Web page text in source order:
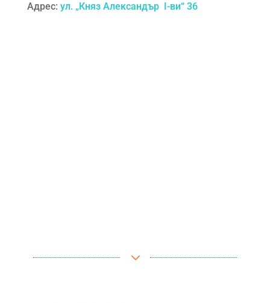
Адрес: ул. „Княз Александър I-ви“ 36
3